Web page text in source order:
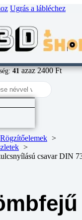
Ugrás a lábléchez
41azaz 2400 Ft
Rögzítőelemek
csavar DIN